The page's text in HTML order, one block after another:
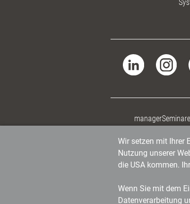
Wir setzen mit Ihrer
Nutzung unserer
die USA kommen.
Wenn Sie mit dem
Datenverarbeitung